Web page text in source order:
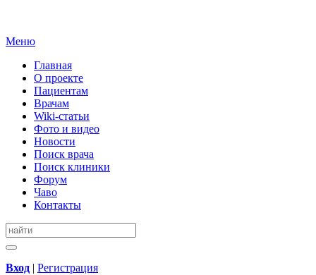
Меню
Главная
О проекте
Пациентам
Врачам
Wiki-статьи
Фото и видео
Новости
Поиск врача
Поиск клиники
Форум
Чаво
Контакты
Вход | Регистрация